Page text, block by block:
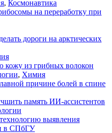
, Космонавтика
на переработку при
дороги на арктических
кожу из грибных волокон
, Химия
причине болей в спине
память ИИ-ассистентов
выявления
в СПбГУ